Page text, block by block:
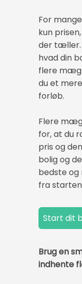
For
kun
der tæller.
hvad din
flere
du et
forløb.
Flere
for, at du
pris og
bolig og
bedste
fra
Brug en
indhente